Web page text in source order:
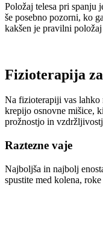
Položaj telesa pri spanju
še posebno pozorni, ko
kakšen je pravilni
Fizioterapija
Na fizioterapiji vas lahko
krepijo osnovne mišice,
prožnostjo in
Raztezne vaje
Najboljša in najbolj
spustite med kolena,